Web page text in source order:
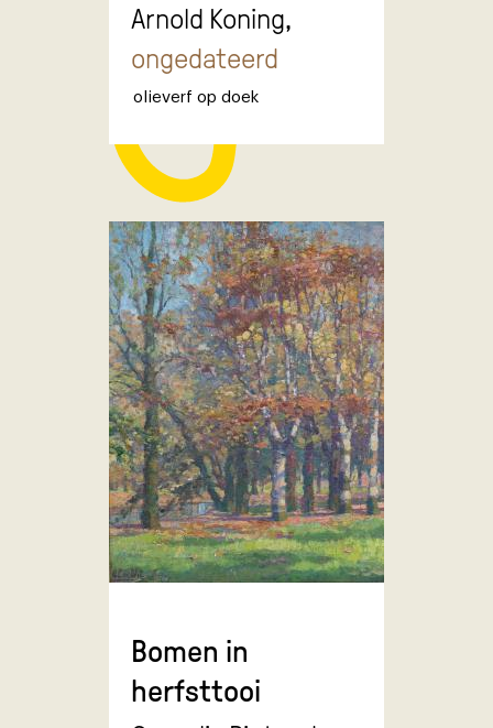
Arnold Koning,
ongedateerd
olieverf op doek
Bomen in
herfsttooi